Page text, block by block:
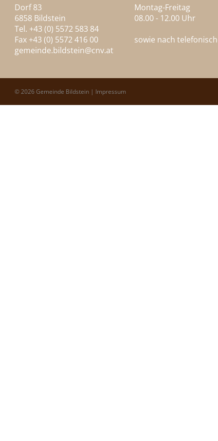
Dorf 83
6858 Bildstein
Tel. +43 (0) 5572 583 84
Fax +43 (0) 5572 416 00
gemeinde.bildstein@cnv.at
Montag-Freitag
08.00 - 12.00 Uhr
sowie nach
© 2026 Gemeinde Bildstein | Impressum